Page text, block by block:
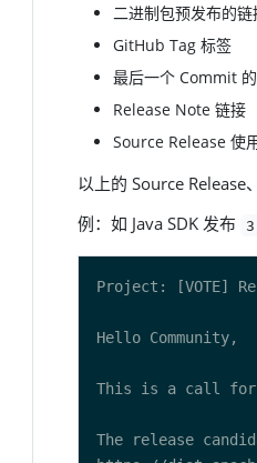
二进制包预发布的链
GitHub Tag 标签
最后一个 Commit
Release Note 链接
Source Release 使
以上的 Source Release
例：如 Java SDK 发布